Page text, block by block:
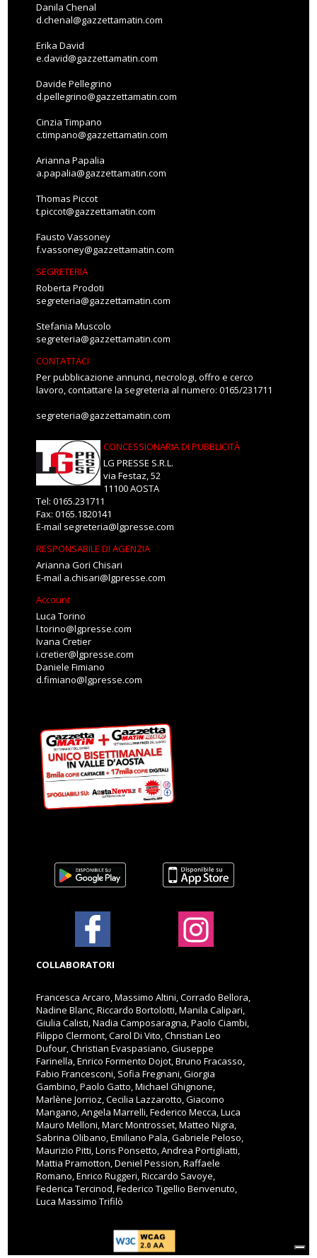
Danila Chenal
d.chenal@gazzettamatin.com
Erika David
e.david@gazzettamatin.com
Davide Pellegrino
d.pellegrino@gazzettamatin.com
Cinzia Timpano
c.timpano@gazzettamatin.com
Arianna Papalia
a.papalia@gazzettamatin.com
Thomas Piccot
t.piccot@gazzettamatin.com
Fausto Vassoney
f.vassoney@gazzettamatin.com
SEGRETERIA
Roberta Prodoti
segreteria@gazzettamatin.com
Stefania Muscolo
segreteria@gazzettamatin.com
CONTATTACI
Per pubblicazione annunci, necrologi, offro e cerco
lavoro, contattare la segreteria al numero: 0165/231711
segreteria@gazzettamatin.com
CONCESSIONARIA DI PUBBLICITÀ
LG PRESSE S.R.L.
via Festaz, 52
11100 AOSTA
Tel: 0165.231711
Fax: 0165.1820141
E-mail segreteria@lgpresse.com
RESPONSABILE DI AGENZIA
Arianna Gori Chisari
E-mail a.chisari@lgpresse.com
Account
Luca Torino
l.torino@lgpresse.com
Ivana Cretier
i.cretier@lgpresse.com
Daniele Fimiano
d.fimiano@lgpresse.com
COLLABORATORI
Francesca Arcaro, Massimo Altini, Corrado Bellora,
Nadine Blanc, Riccardo Bortolotti, Manila Calipari,
Giulia Calisti, Nadia Camposaragna, Paolo Ciambi,
Filippo Clermont, Carol Di Vito, Christian Leo
Dufour, Christian Evaspasiano, Giuseppe
Farinella, Enrico Formento Dojot, Bruno Fracasso,
Fabio Francesconi, Sofia Fregnani, Giorgia
Gambino, Paolo Gatto, Michael Ghignone,
Marlène Jorrioz, Cecilia Lazzarotto, Giacomo
Mangano, Angela Marrelli, Federico Mecca, Luca
Mauro Melloni, Marc Montrosset, Matteo Nigra,
Sabrina Olibano, Emiliano Pala, Gabriele Peloso,
Maurizio Pitti, Loris Ponsetto, Andrea Portigliatti,
Mattia Pramotton, Deniel Pession, Raffaele
Romano, Enrico Ruggeri, Riccardo Savoye,
Federica Tercinod, Federico Tigellio Benvenuto,
Luca Massimo Trifilò